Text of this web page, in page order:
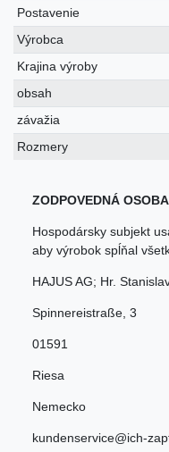
Postavenie
Výrobca
Krajina výroby
obsah
závažia
Rozmery
ZODPOVEDNÁ
Hospodársky subjekt
aby výrobok spĺňal
HAJUS AG; Hr.
Spinnereistraße 3
01591
Riesa
Nemecko
kundenservice@ich-